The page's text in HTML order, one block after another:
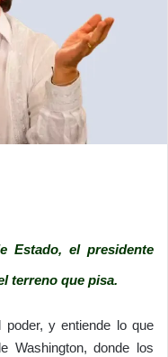
Estado, el presidente
terreno que pisa.
y entiende lo que
Washington, donde los